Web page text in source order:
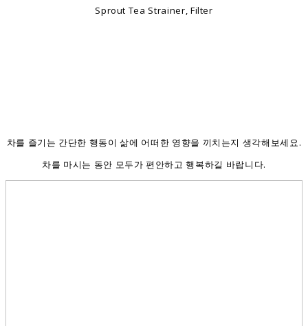
Sprout Tea Strainer, Filter
차를 즐기는 간단한 행동이 삶에 어떠한 영향을 끼치는지 생각해보세요.
차를 마시는 동안 모두가 편안하고 행복하길 바랍니다.